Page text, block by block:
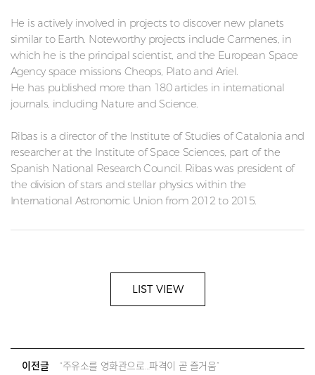
He is actively involved in projects to discover new planets
similar to Earth. Noteworthy projects include Carmenes, in
which he is the principal scientist, and the European Space
Agency space missions Cheops, Plato and Ariel.
He has published more than 180 articles in international
journals, including Nature and Science.
Ribas is a director of the Institute of Studies of Catalonia and
researcher at the Institute of Space Sciences, part of the
Spanish National Research Council. Ribas was president of
the division of stars and stellar physics within the
International Astronomic Union from 2012 to 2015.
LIST VIEW
이전글 “주유소를 영화관으로…파격이 곧 즐거움”